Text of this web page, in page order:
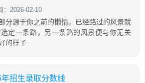
：2026-02-10
分源于你之前的懒惰。已经路过的风景就
定一条路，另一条路的风景便与你无关
的样子
招生录取分数线